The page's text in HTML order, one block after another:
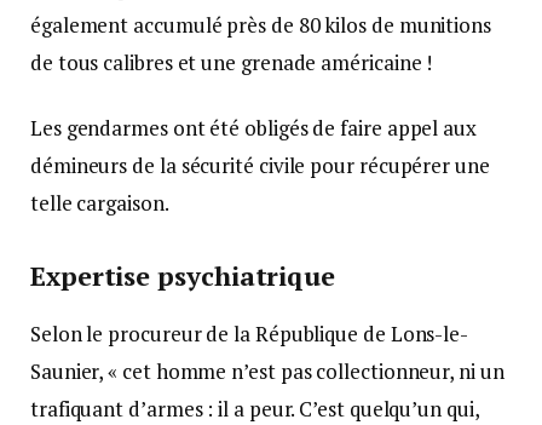
également accumulé près de 80 kilos de munitions
de tous calibres et une grenade américaine !
Les gendarmes ont été obligés de faire appel aux
démineurs de la sécurité civile pour récupérer une
telle cargaison.
Expertise psychiatrique
Selon le procureur de la République de Lons-le-
Saunier, « cet homme n’est pas collectionneur, ni un
trafiquant d’armes : il a peur. C’est quelqu’un qui,